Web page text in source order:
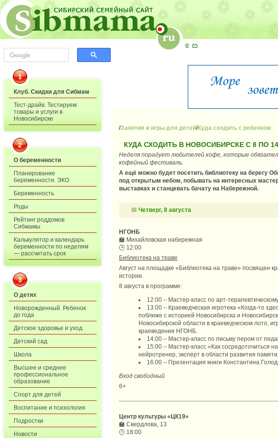
1
Клуб. Скидки для Сибмам
Тест-драйв. Тестируем
товары и услуги в
Новосибирске
2
О беременности
Планирование
беременности. ЭКО
Беременность
Роды
Рейтинг роддомов
Сибмамы
Калькулятор и календарь
беременности по неделям
— рассчитать срок
3
О детях
Новорожденный. Ребенок
до года
Детское здоровье и уход
Детский сад
Школа
Высшее и среднее
профессиональное
образование
Спорт для детей
Воспитание и психология
Подростки
Новости
/Занятия и игры для детей/Куда сходить с ребенком
КУДА СХОДИТЬ В НОВОСИБИРСКЕ С 8 ПО
Неделя порадует любителей кофе, которые
кофейный фестиваль.
А ещё можно будет посетить библиотеку на берегу
под открытым небом, побывать на интересных
выставках и станцевать бачату на Набережной.
📅 Четверг, 8 августа
НГОНБ
🏫 Михайловская набережная
🕒 12:00
Библиотека на траве
Август на площадке «Библиотека на траве» посвящен
истории.
8 августа в программе:
12:00 – Мастер-класс по арт-
13:00 – Краеведческая игротека «Когда-то
поближе с историей Новосибирска и
Новосибирской области в краеведческом лото,
краеведения НГОНБ.
14:00 – Мастер-класс по письму пером от
15:00 – Мастер-класс «Как сосредоточиться
нейротренер, эксперт в области развития
16:00 – Презентация книги Константина
Вход свободный
6+
Центр культуры «ЦК19»
🏫 Свердлова, 13
🕒 18:00